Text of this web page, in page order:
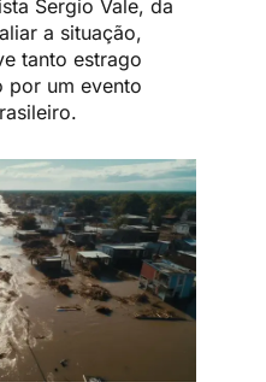
Sergio Vale, da
a situação,
tanto estrago
por um evento